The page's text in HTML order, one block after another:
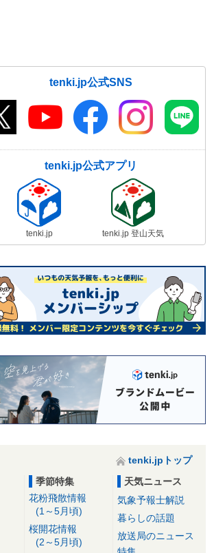
tenki.jp公式SNS
tenki.jp公式アプリ
tenki.jp tenki.jp 登山天気
tenki.jpトップ
季節特集
花粉飛散情報
(1～5月頃)
桜開花情報
(2～5月頃)
天気ニュース
気象予報士解説
暮らしの話題
放送局のニュース